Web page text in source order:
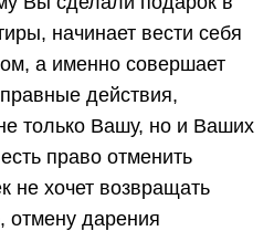
начинает вести себя
а именно совершает
действия,
только Вашу, но и Ваших
право отменить
не хочет возвращать
отмену дарения